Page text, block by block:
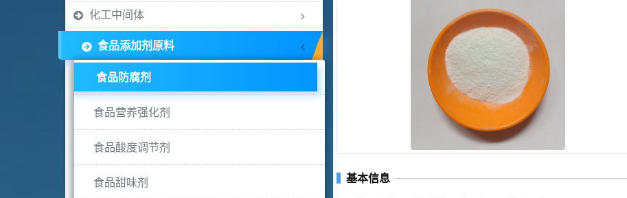
基本信息
化工中间体
食品添加剂原料
食品防腐剂
食品营养强化剂
食品酸度调节剂
食品甜味剂